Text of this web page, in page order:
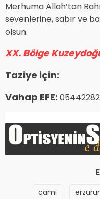
Merhuma Allah’tan
sevenlerine, sabır ve
olsun.
XX. Bölge
Taziye için:
Vahap EFE:
cami